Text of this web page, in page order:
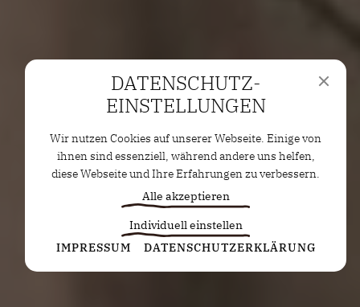
DATENSCHUTZ­
EINSTELLUNGEN
Wir nutzen Cookies auf unserer Webseite. Einige von
ihnen sind essenziell, während andere uns helfen,
diese Webseite und Ihre Erfahrungen zu verbessern.
Alle akzeptieren
Individuell einstellen
Statistiken
Diese Cookies erfassen anonyme Statistiken. Diese
IMPRESSUM DATENSCHUTZERKLÄRUNG